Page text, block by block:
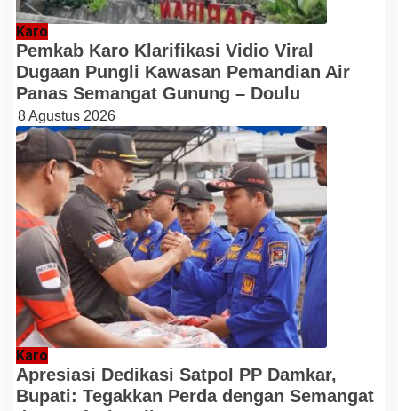
Karo
Pemkab Karo Klarifikasi Vidio Viral
Dugaan Pungli Kawasan Pemandian Air
Panas Semangat Gunung – Doulu
8 Agustus 2026
Karo
Apresiasi Dedikasi Satpol PP Damkar,
Bupati: Tegakkan Perda dengan Semangat